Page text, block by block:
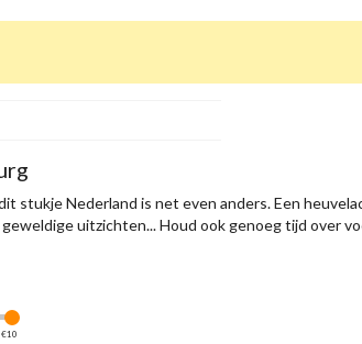
stukje Nederland is net even anders. Een
uitzichten... Houd ook genoeg tijd over
€10